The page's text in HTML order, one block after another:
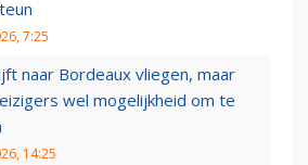
7:25
naar Bordeaux vliegen, maar
wel mogelijkheid om te
14:25